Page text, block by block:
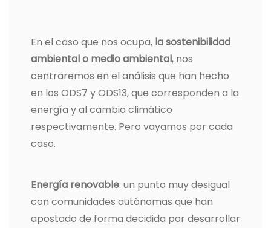
En el caso que nos ocupa, la sostenibilidad
ambiental o medio ambiental, nos
centraremos en el análisis que han hecho
en los ODS7 y ODS13, que corresponden a la
energía y al cambio climático
respectivamente. Pero vayamos por cada
caso.
Energía renovable: un punto muy desigual
con comunidades autónomas que han
apostado de forma decidida por desarrollar